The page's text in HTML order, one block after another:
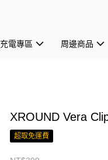
充電專區 周邊商品
XROUND Vera
超取免運費